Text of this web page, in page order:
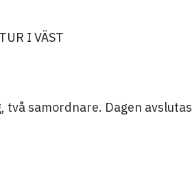
I VÄST
samordnare. Dagen avslutas